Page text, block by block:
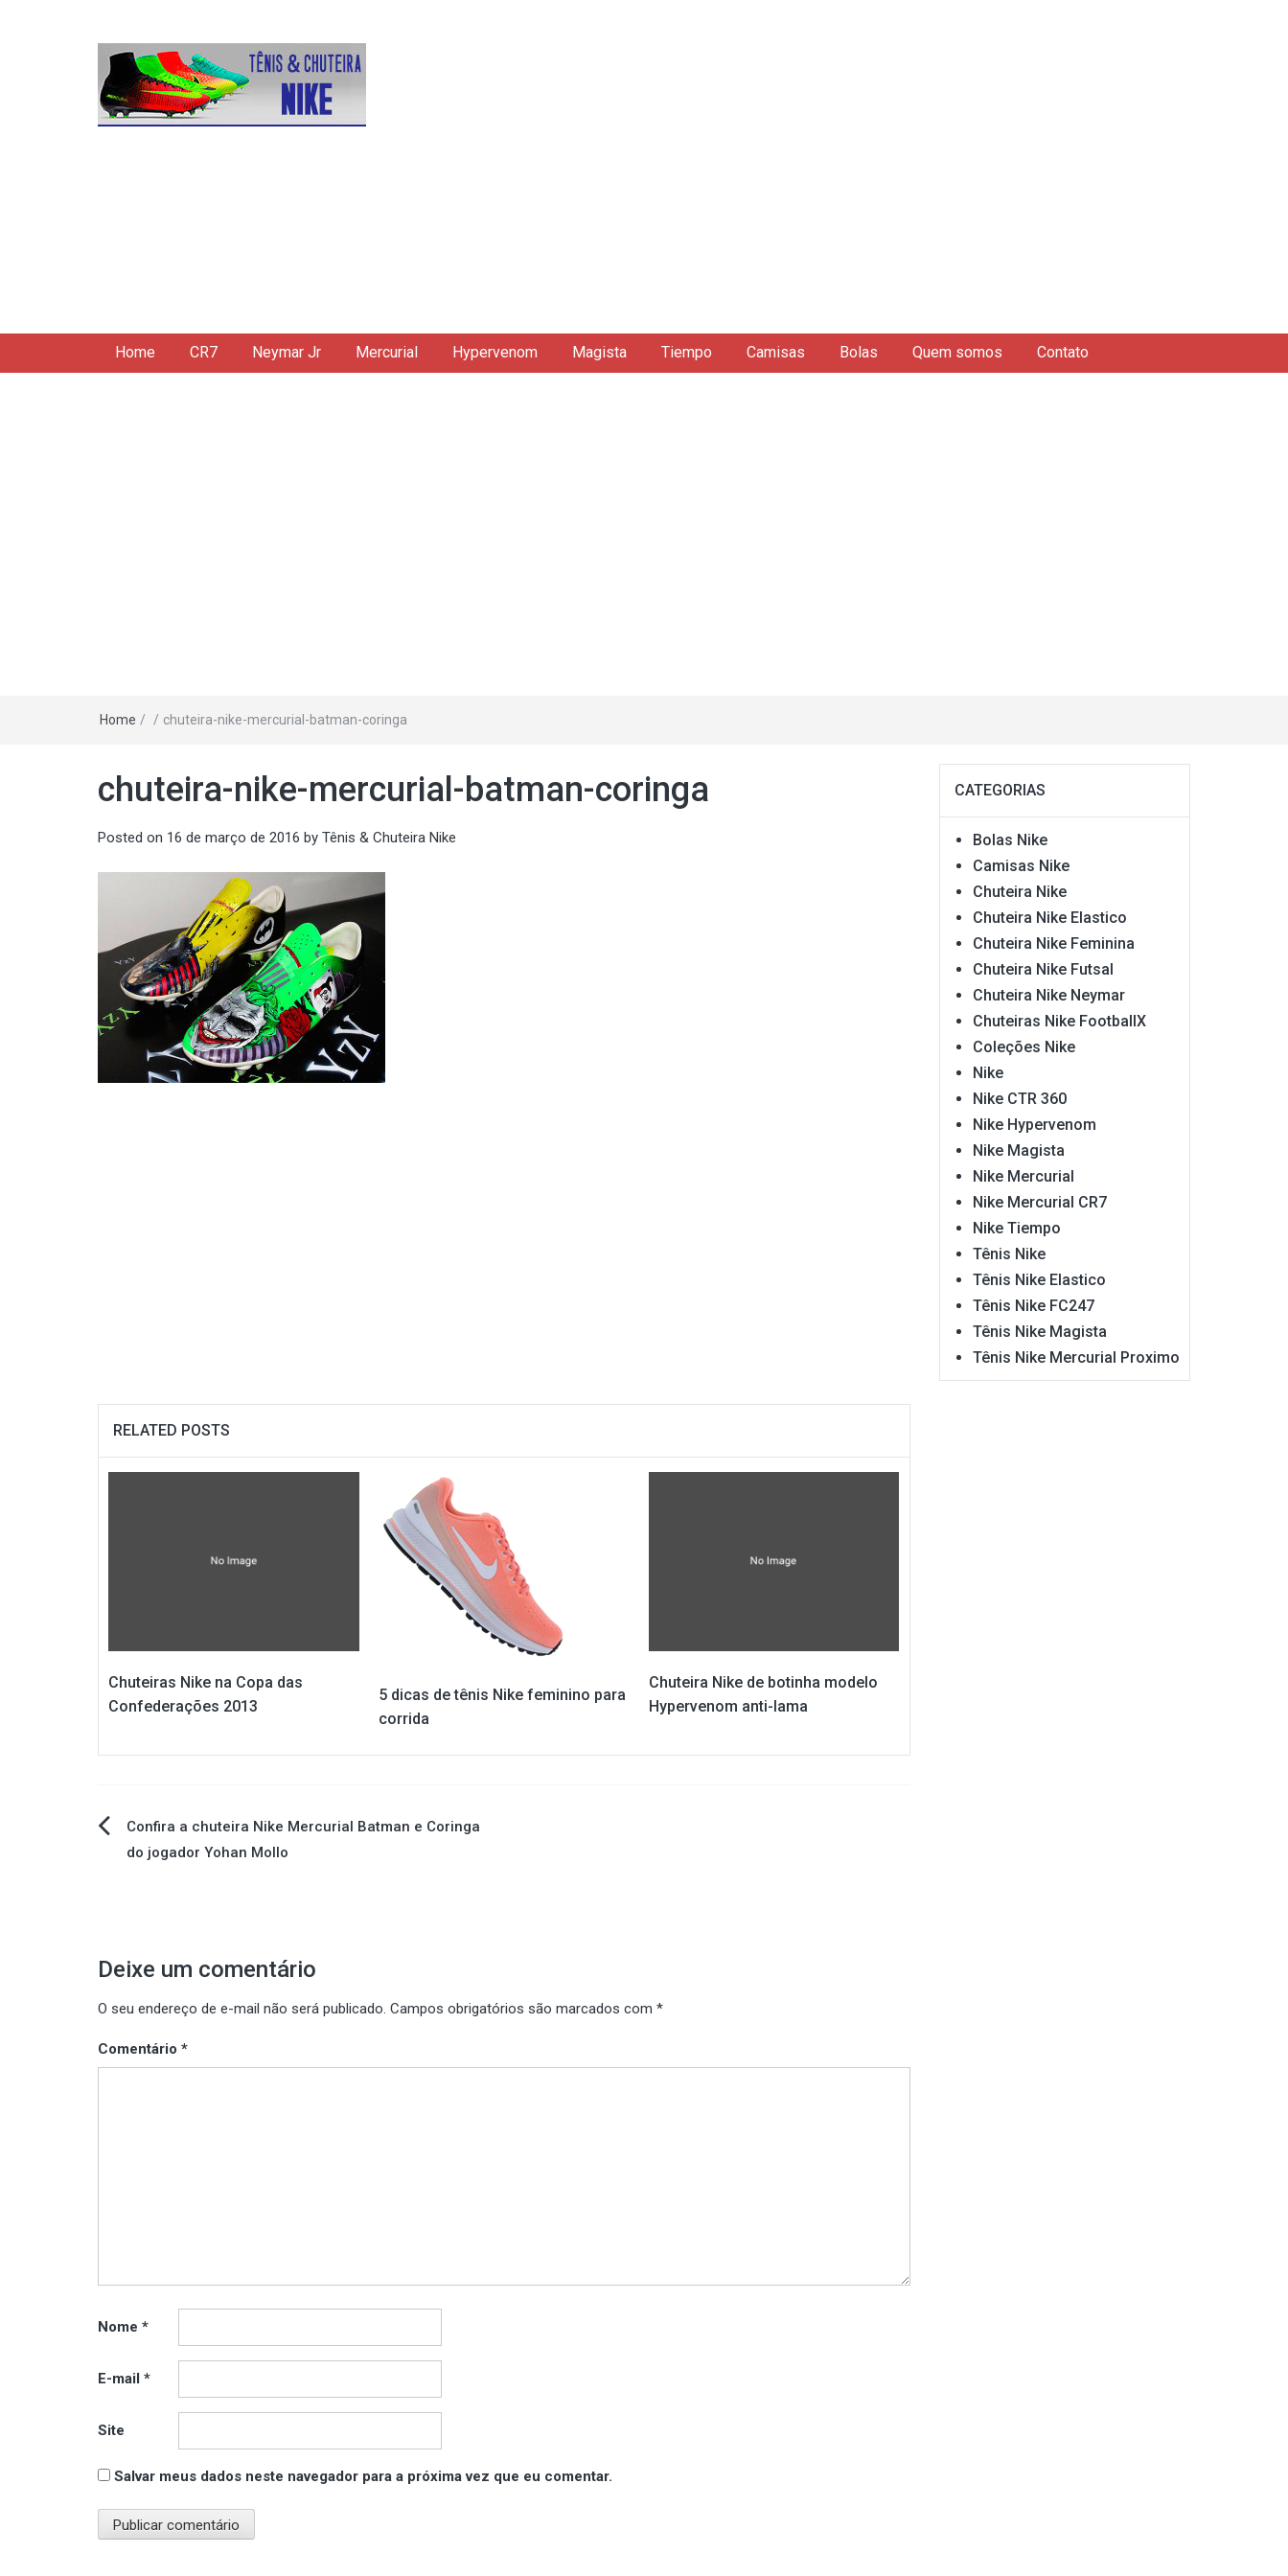
Home CR7 Neymar Jr Mercurial Hypervenom Magista Tiempo Camisas Bolas Quem somos Contato
Home / / chuteira-nike-mercurial-batman-coringa
chuteira-nike-mercurial-batman-coringa
Posted on 16 de março de 2016 by Tênis & Chuteira Nike
RELATED POSTS
Chuteiras Nike na Copa das
Confederações 2013
5 dicas de tênis Nike feminino para
corrida
Chuteira Nike de botinha modelo
Hypervenom anti-lama
Navegação
Confira a chuteira Nike Mercurial Batman e Coringa
do jogador Yohan Mollo
Deixe um comentário
O seu endereço de e-mail não será publicado. Campos obrigatórios são marcados com *
Comentário *
Nome *
E-mail *
Site
Salvar meus dados neste navegador para a próxima vez que eu comentar.
CATEGORIAS
Bolas Nike
Camisas Nike
Chuteira Nike
Chuteira Nike Elastico
Chuteira Nike Feminina
Chuteira Nike Futsal
Chuteira Nike Neymar
Chuteiras Nike FootballX
Coleções Nike
Nike
Nike CTR 360
Nike Hypervenom
Nike Magista
Nike Mercurial
Nike Mercurial CR7
Nike Tiempo
Tênis Nike
Tênis Nike Elastico
Tênis Nike FC247
Tênis Nike Magista
Tênis Nike Mercurial Proximo